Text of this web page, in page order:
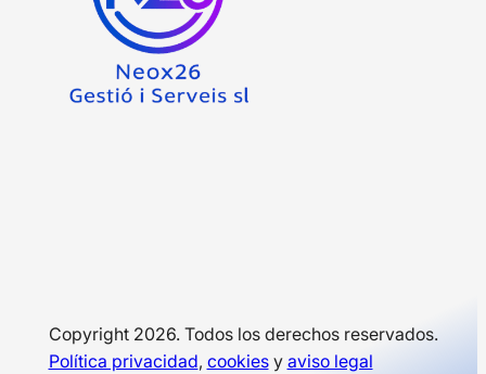
Copyright 2026. Todos los derechos reservados.
Política privacidad, cookiesy aviso legal